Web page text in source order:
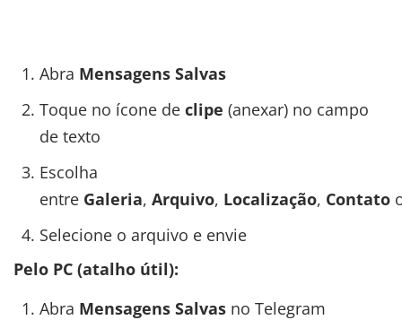
Abra Mensagens Salvas
Toque no ícone de clipe (anexar) no campo
de texto
Escolha
entre Galeria, Arquivo, Localização, Contato
Selecione o arquivo e envie
Pelo PC (atalho útil):
Abra Mensagens Salvasno Telegram